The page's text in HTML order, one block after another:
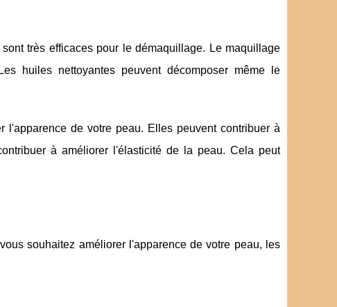
très efficaces pour le démaquillage. Le maquillage
huiles nettoyantes peuvent décomposer même le
l'apparence de votre peau. Elles peuvent contribuer à
à améliorer l'élasticité de la peau. Cela peut
souhaitez améliorer l'apparence de votre peau, les